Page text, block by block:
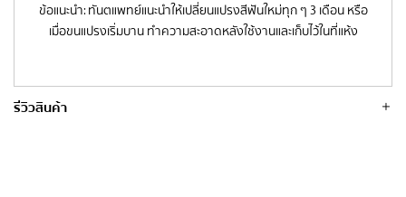
ข้อแนะนำ: ทันตแพทย์แนะนำให้เปลี่ยนแปรงสีฟันใหม่ทุก ๆ 3 เดือน หรือ
เมื่อขนแปรงเริ่มบาน ทำความสะอาดหลังใช้งานและเก็บไว้ในที่แห้ง
รีวิวสินค้า